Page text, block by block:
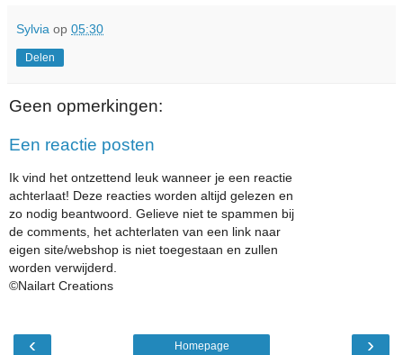
Sylvia op 05:30
Delen
Geen opmerkingen:
Een reactie posten
Ik vind het ontzettend leuk wanneer je een reactie
achterlaat! Deze reacties worden altijd gelezen en
zo nodig beantwoord. Gelieve niet te spammen bij
de comments, het achterlaten van een link naar
eigen site/webshop is niet toegestaan en zullen
worden verwijderd.
©Nailart Creations
‹ ›
Homepage